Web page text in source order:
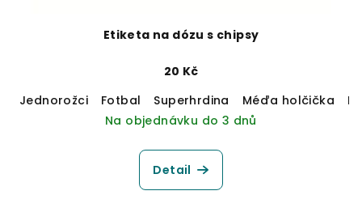
Etiketa na dózu s chipsy
20 Kč
Jednorožci
Fotbal Superhrdina Méďa holčička
Na objednávku do 3 dnů
Detail